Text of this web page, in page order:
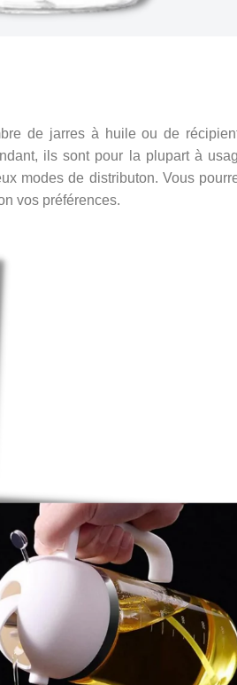
de jarres à huile ou de
ils sont pour la plupart à
modes de distributon. Vous
vos préférences.